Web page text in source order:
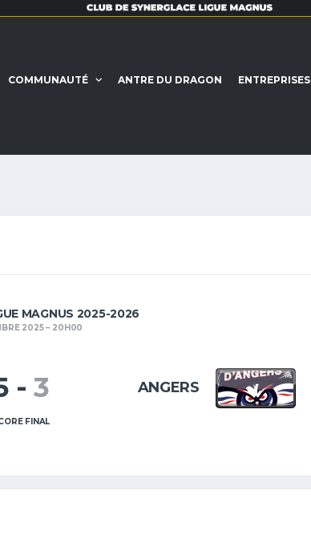
COMMUNAUTÉ ANTRE DU DRAGON ENTREPRISES
MAGNUS 2025-2026
2025 20H00
ANGERS
- 3
FINAL